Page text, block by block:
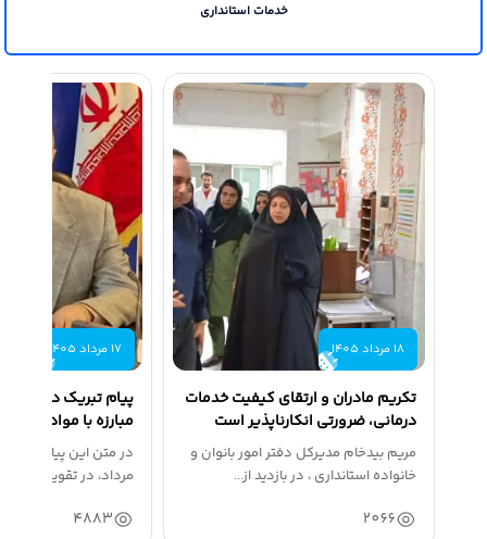
خدمات استانداری
18 مرداد 1405
تکریم مادران و ارتقای کیفیت خدمات
درمانی، ضرورتی انکارناپذیر است
مریم بیدخام مدیرکل دفتر امور بانوان و
خانواده استانداری ، در بازدید از...
2066
17 مرداد 1405
پیام تبریک دبیر
مبارزه با مواد مخدر
مناسبت روز خبرنگار...
در متن این پیام
مرداد، در تقویم
4883